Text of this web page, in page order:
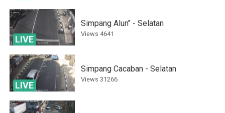
LIVE
Simpang Alun" - Selatan
Views 4641
LIVE
Simpang Cacaban - Selatan
Views 31266